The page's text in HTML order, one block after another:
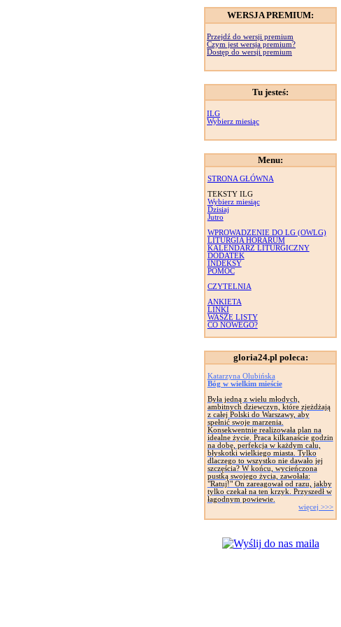
WERSJA PREMIUM:
Przejdź do wersji premium
Czym jest wersja premium?
Dostęp do wersji premium
Tu jesteś:
ILG
Wybierz miesiąc
Menu:
STRONA GŁÓWNA
TEKSTY ILG
Wybierz miesiąc
Dzisiaj
Jutro
WPROWADZENIE DO LG (OWLG)
LITURGIA HORARUM
KALENDARZ LITURGICZNY
DODATEK
INDEKSY
POMOC
CZYTELNIA
ANKIETA
LINKI
WASZE LISTY
CO NOWEGO?
gloria24.pl poleca:
Katarzyna Olubińska
Bóg w wielkim mieście
Była jedną z wielu młodych,
ambitnych dziewczyn, które zjeżdżają
z całej Polski do Warszawy, aby
spełnić swoje marzenia.
Konsekwentnie realizowała plan na
idealne życie. Praca kilkanaście godzin
na dobę, perfekcja w każdym calu,
błyskotki wielkiego miasta. Tylko
dlaczego to wszystko nie dawało jej
szczęścia? W końcu, wycieńczona
pustką swojego życia, zawołała:
"Ratuj!" On zareagował od razu, jakby
tylko czekał na ten krzyk. Przyszedł w
łagodnym powiewie.
więcej >>>